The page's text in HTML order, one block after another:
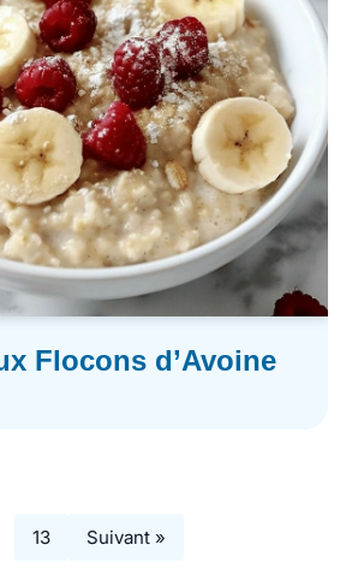
Flocons d’Avoine
13 Suivant »